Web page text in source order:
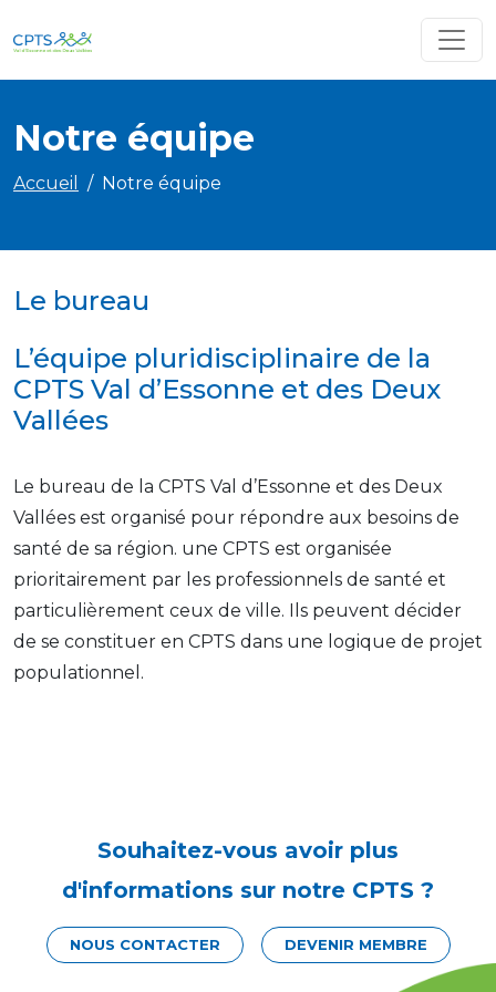
Notre équipe
Accueil Notre équipe
Le bureau
L’équipe pluridisciplinaire de la
CPTS Val d’Essonne et des Deux
Vallées
Le bureau de la CPTS Val d’Essonne et des Deux
Vallées est organisé pour répondre aux besoins de
santé de sa région. une CPTS est organisée
prioritairement par les professionnels de santé et
particulièrement ceux de ville. Ils peuvent décider
de se constituer en CPTS dans une logique de projet
populationnel.
Souhaitez-vous avoir plus
d'informations sur notre CPTS ?
NOUS CONTACTER DEVENIR MEMBRE